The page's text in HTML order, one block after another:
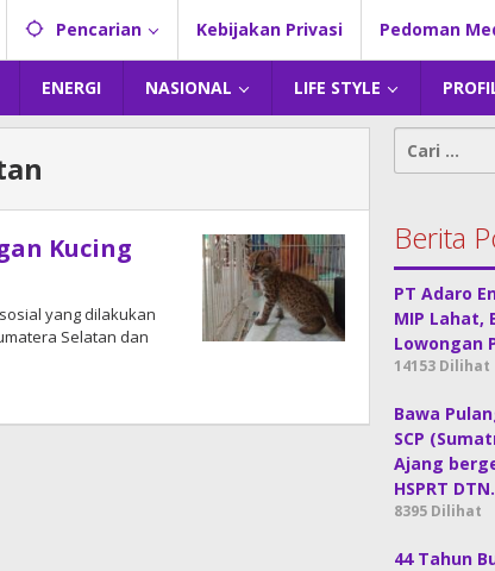
Pencarian Kebijakan Privasi Pedoman
ENERGI NASIONAL LIFE STYLE
Kucing
sosial yang dilakukan
Selatan dan
Cari
untuk:
Berita
PT Adaro
MIP Lahat,
Lowongan
14153 Dilihat
Bawa
SCP
Ajang
HSPRT
8395 Dilihat
44 Tahun